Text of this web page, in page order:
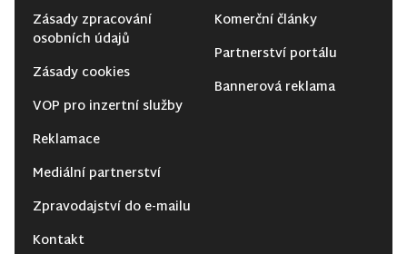
Zásady zpracování
osobních údajů
Zásady cookies
VOP pro inzertní služby
Reklamace
Mediální partnerství
Zpravodajství do e-mailu
Kontakt
Komerční články
Partnerství portálu
Bannerová reklama